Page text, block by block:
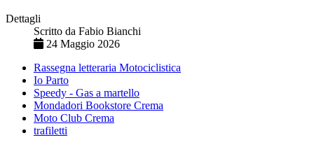
Dettagli
Scritto da Fabio Bianchi
24 Maggio 2026
Rassegna letteraria Motociclistica
Io Parto
Speedy - Gas a martello
Mondadori Bookstore Crema
Moto Club Crema
trafiletti